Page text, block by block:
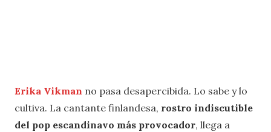
Erika Vikman no pasa desapercibida. Lo sabe y lo
cultiva. La cantante finlandesa, rostro indiscutible
del pop escandinavo más provocador, llega a